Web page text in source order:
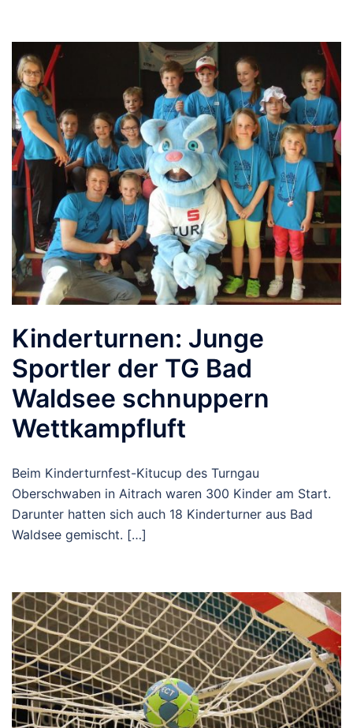
Kinderturnen: Junge
Sportler der TG Bad
Waldsee schnuppern
Wettkampfluft
Beim Kinderturnfest-Kitucup des Turngau
Oberschwaben in Aitrach waren 300 Kinder am Start.
Darunter hatten sich auch 18 Kinderturner aus Bad
Waldsee gemischt. […]